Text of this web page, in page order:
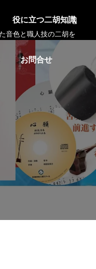
役に立つ二胡知識
お問合せ